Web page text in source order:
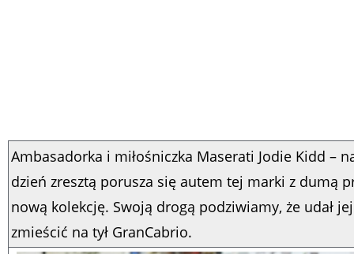
Ambasadorka i miłośniczka Maserati Jodie Kidd –
dzień zresztą porusza się autem tej marki z dumą
nową kolekcję. Swoją drogą podziwiamy, że udał
zmieścić na tył GranCabrio.